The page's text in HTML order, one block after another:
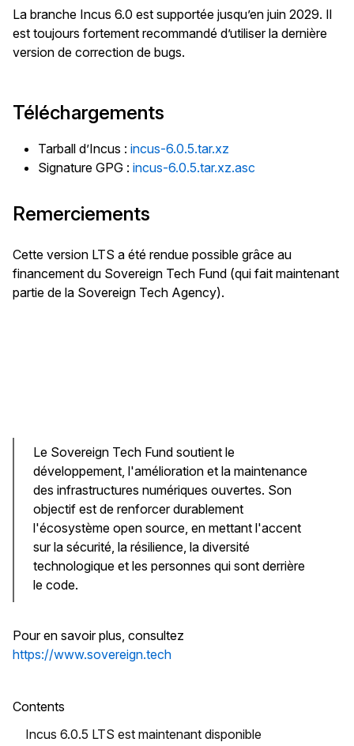
La branche Incus 6.0 est supportée jusqu’en juin 2029. Il
est toujours fortement recommandé d’utiliser la dernière
version de correction de bugs.
Téléchargements
Tarball d’Incus : incus-6.0.5.tar.xz
Signature GPG : incus-6.0.5.tar.xz.asc
Remerciements
Cette version LTS a été rendue possible grâce au
financement du Sovereign Tech Fund (qui fait maintenant
partie de la Sovereign Tech Agency).
Le Sovereign Tech Fund soutient le
développement, l'amélioration et la maintenance
des infrastructures numériques ouvertes. Son
objectif est de renforcer durablement
l'écosystème open source, en mettant l'accent
sur la sécurité, la résilience, la diversité
technologique et les personnes qui sont derrière
le code.
Pour en savoir plus, consultez
https://www.sovereign.tech
Contents
Incus 6.0.5 LTS est maintenant disponible